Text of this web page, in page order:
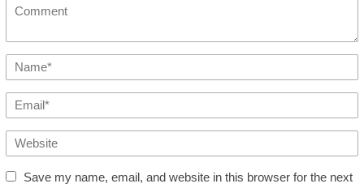
Save my name, email, and website in this browser for the next